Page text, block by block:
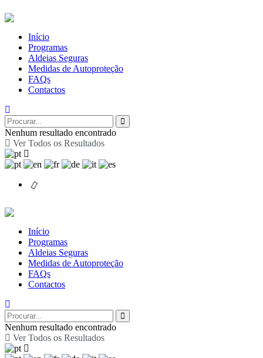
Início
Programas
Aldeias Seguras
Medidas de Autoproteção
FAQs
Contactos
Nenhum resultado encontrado
Ver Todos os Resultados
Início
Programas
Aldeias Seguras
Medidas de Autoproteção
FAQs
Contactos
Nenhum resultado encontrado
Ver Todos os Resultados